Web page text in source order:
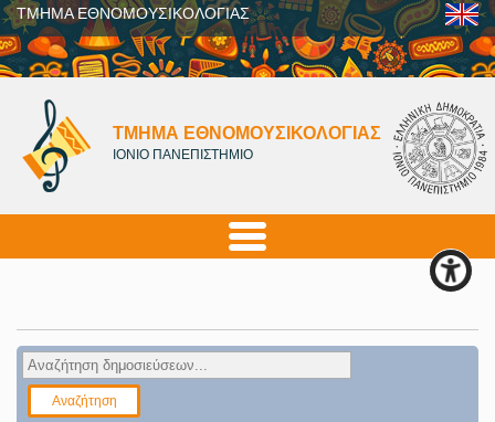
ΤΜΗΜΑ ΕΘΝΟΜΟΥΣΙΚΟΛΟΓΙΑΣ
ΤΜΗΜΑ ΕΘΝΟΜΟΥΣΙΚΟΛΟΓΙΑΣ
ΙΟΝΙΟ ΠΑΝΕΠΙΣΤΗΜΙΟ